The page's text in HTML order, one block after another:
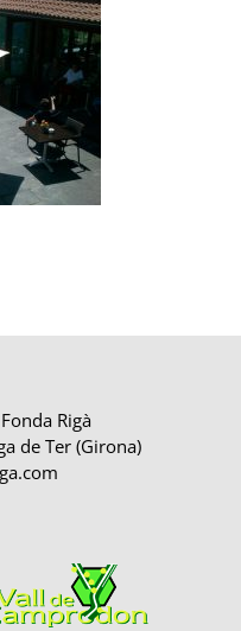
Rigà
de Ter (Girona)